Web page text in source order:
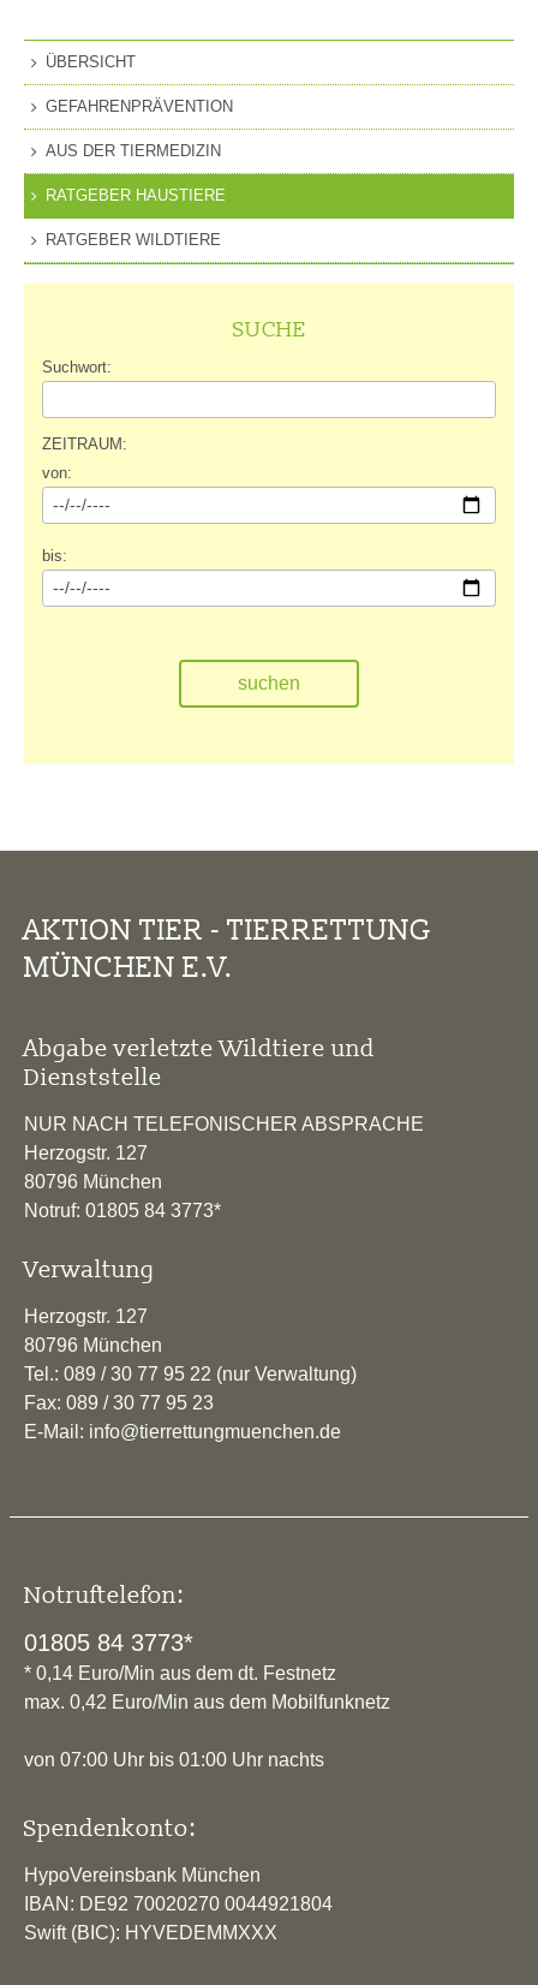
ÜBERSICHT
GEFAHRENPRÄVENTION
AUS DER TIERMEDIZIN
RATGEBER HAUSTIERE
RATGEBER WILDTIERE
SUCHE
Suchwort:
ZEITRAUM:
von:
bis:
AKTION TIER - TIERRETTUNG
MÜNCHEN E.V.
Abgabe verletzte Wildtiere und
Dienststelle
NUR NACH TELEFONISCHER ABSPRACHE
Herzogstr. 127
80796 München
Notruf: 01805 84 3773*
Verwaltung
Herzogstr. 127
80796 München
Tel.: 089 / 30 77 95 22 (nur Verwaltung)
Fax: 089 / 30 77 95 23
E-Mail: info@tierrettungmuenchen.de
Notruftelefon:
01805 84 3773*
* 0,14 Euro/Min aus dem dt. Festnetz
max. 0,42 Euro/Min aus dem Mobilfunknetz
von 07:00 Uhr bis 01:00 Uhr nachts
Spendenkonto:
HypoVereinsbank München
IBAN: DE92 70020270 0044921804
Swift (BIC): HYVEDEMMXXX